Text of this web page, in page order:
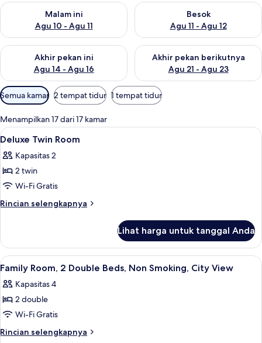
Malam ini
Agu 10 - Agu 11
Periksa ketersediaan untuk malam ini Agu 10 - Agu 11
Besok
Agu 11 - Agu 12
Periksa ketersediaan untuk
Akhir pekan ini
Agu 14 - Agu 16
Periksa ketersediaan untuk akhir pekan ini Agu 14 - Agu 16
Akhir pekan berikutnya
Agu 21 - Agu 23
Periksa ketersediaan untuk
Filter
tersedia
untuk
kamar
Semua kamar 2 tempat tidur 1 tempat tidur
Menampilkan 17 dari 17 kamar
Lihat
semua
foto
untuk
Deluxe
Twin
Seprai premium, isi minibar gratis,
5
Deluxe Twin Room
Kapasitas 2
2 twin
Wi-Fi Gratis
Rincian selengkapnya
Rincian
Deluxe
Twin
Room
Lihat harga untuk tanggal Anda
Lihat
semua
foto
untuk
Family
Room,
Seprai premium, isi minibar gratis,
2
Family Room, 2 Double Beds, Non Smoking, City View
Kapasitas 4
2 double
Wi-Fi Gratis
Rincian selengkapnya
Rincian